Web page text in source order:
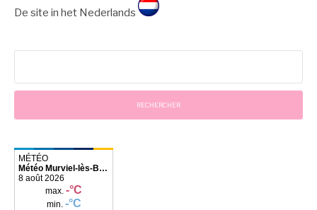
De site in het Nederlands
Météo Murviel-lès-
Béziers